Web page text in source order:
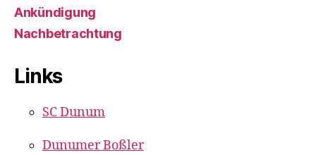
Ankündigung
Nachbetrachtung
Links
SC Dunum
Dunumer Boßler